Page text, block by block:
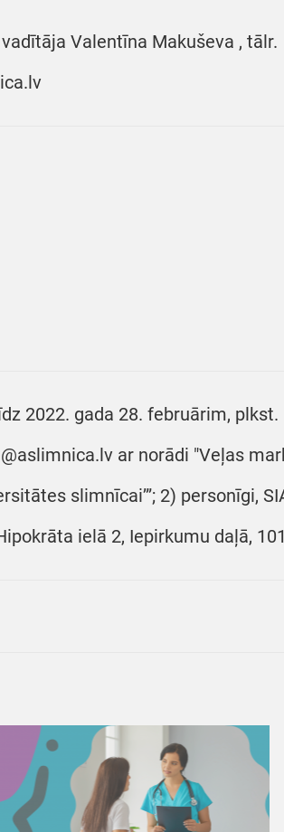
vadītāja Valentīna Makuševa , tālr.
2022. gada 28. februārim, plkst.
ar norādi "Veļas
slimnīcai’”; 2) personīgi,
ielā 2, Iepirkumu daļā,